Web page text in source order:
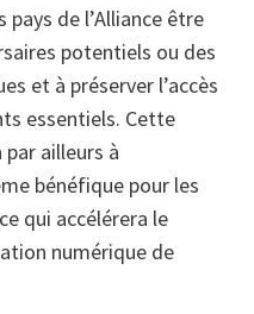
de l’Alliance être
potentiels ou des
et à préserver l’accès
essentiels. Cette
ailleurs à
bénéfique pour les
qui accélérera le
numérique de